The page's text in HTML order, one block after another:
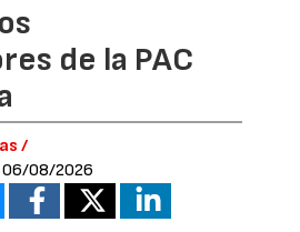
de la PAC
/
06/08/2026